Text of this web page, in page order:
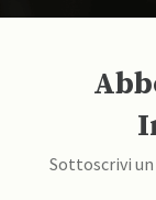
Sottoscrivi